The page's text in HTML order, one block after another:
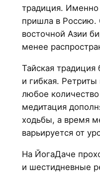
традиция. Именно
пришла в Россию.
восточной Азии
менее
Тайская
и гибкая.
любое
медитация
ходьбы, а время
варьируется от
На ЙогаДаче
и шестидневные